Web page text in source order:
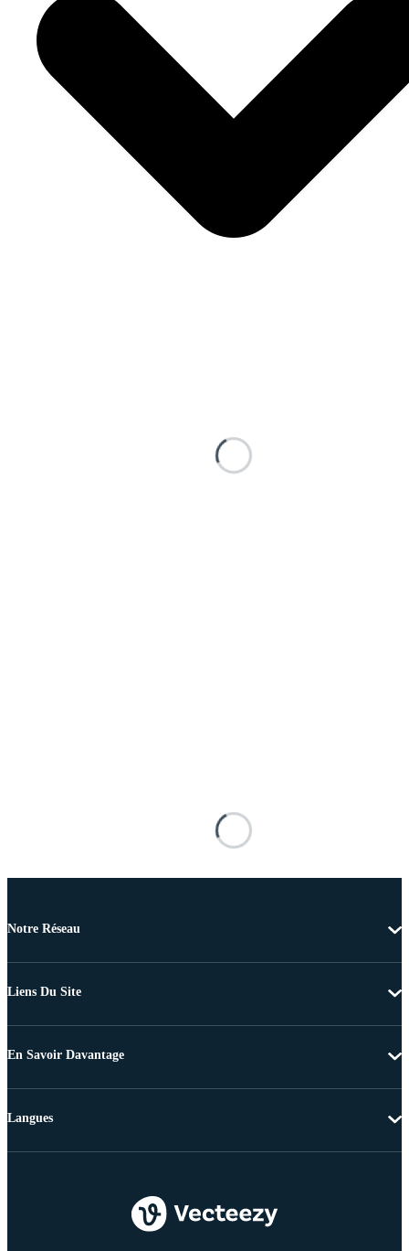
Notre Réseau
Liens Du Site
En Savoir Davantage
Langues